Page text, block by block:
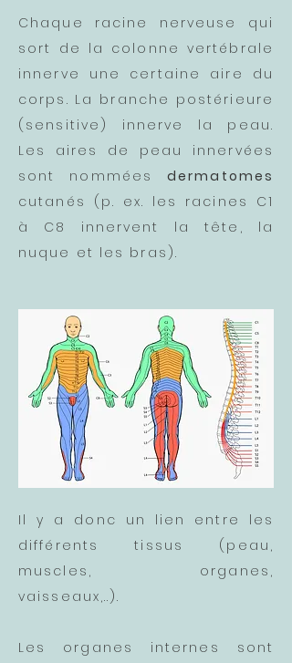
Chaque racine nerveuse qui
sort de la colonne vertébrale
innerve une certaine aire du
corps. La branche postérieure
(sensitive) innerve la peau.
Les aires de peau innervées
sont nommées dermatomes
cutanés (p. ex. les racines C1
à C8 innervent la tête, la
nuque et les bras).
Il y a donc un lien entre les
différents tissus (peau,
muscles, organes,
vaisseaux,..).
Les organes internes sont